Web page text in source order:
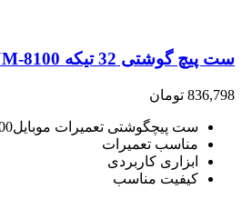
ست پیچ گوشتی 32 تیکه JAKEMY JM-8100
836,798 تومان
ست پیچگوشتی تعمیرات موبایلJAKEMY JM-8100
مناسب تعمیرات
ابزاری کاربردی
کیفیت مناسب